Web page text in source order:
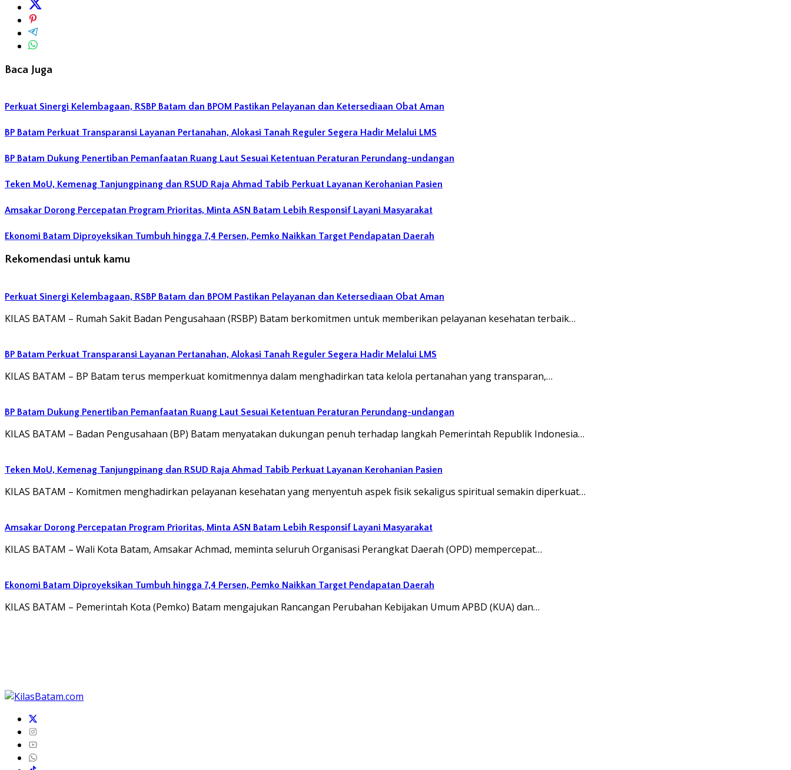
Baca Juga
Perkuat Sinergi Kelembagaan, RSBP Batam dan BPOM Pastikan Pelayanan dan Ketersediaan Obat Aman
BP Batam Perkuat Transparansi Layanan Pertanahan, Alokasi Tanah Reguler Segera Hadir Melalui LMS
BP Batam Dukung Penertiban Pemanfaatan Ruang Laut Sesuai Ketentuan Peraturan Perundang-undangan
Teken MoU, Kemenag Tanjungpinang dan RSUD Raja Ahmad Tabib Perkuat Layanan Kerohanian Pasien
Amsakar Dorong Percepatan Program Prioritas, Minta ASN Batam Lebih Responsif Layani Masyarakat
Ekonomi Batam Diproyeksikan Tumbuh hingga 7,4 Persen, Pemko Naikkan Target Pendapatan Daerah
Rekomendasi untuk kamu
Perkuat Sinergi Kelembagaan, RSBP Batam dan BPOM Pastikan Pelayanan dan Ketersediaan Obat Aman
KILAS BATAM – Rumah Sakit Badan Pengusahaan (RSBP) Batam berkomitmen untuk memberikan pelayanan kesehatan terbaik…
BP Batam Perkuat Transparansi Layanan Pertanahan, Alokasi Tanah Reguler Segera Hadir Melalui LMS
KILAS BATAM – BP Batam terus memperkuat komitmennya dalam menghadirkan tata kelola pertanahan yang transparan,…
BP Batam Dukung Penertiban Pemanfaatan Ruang Laut Sesuai Ketentuan Peraturan Perundang-undangan
KILAS BATAM – Badan Pengusahaan (BP) Batam menyatakan dukungan penuh terhadap langkah Pemerintah Republik Indonesia…
Teken MoU, Kemenag Tanjungpinang dan RSUD Raja Ahmad Tabib Perkuat Layanan Kerohanian Pasien
KILAS BATAM – Komitmen menghadirkan pelayanan kesehatan yang menyentuh aspek fisik sekaligus spiritual semakin diperkuat…
Amsakar Dorong Percepatan Program Prioritas, Minta ASN Batam Lebih Responsif Layani Masyarakat
KILAS BATAM – Wali Kota Batam, Amsakar Achmad, meminta seluruh Organisasi Perangkat Daerah (OPD) mempercepat…
Ekonomi Batam Diproyeksikan Tumbuh hingga 7,4 Persen, Pemko Naikkan Target Pendapatan Daerah
KILAS BATAM – Pemerintah Kota (Pemko) Batam mengajukan Rancangan Perubahan Kebijakan Umum APBD (KUA) dan…